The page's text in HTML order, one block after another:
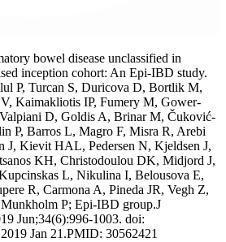
bowel disease unclassified in
inception cohort: An Epi-IBD study.
P, Turcan S, Duricova D, Bortlik M,
Kaimakliotis IP, Fumery M, Gower-
D, Goldis A, Brinar M, Čuković-
P, Barros L, Magro F, Misra R, Arebi
J, Kievit HAL, Pedersen N, Kjeldsen J,
KH, Christodoulou DK, Midjord J,
L, Nikulina I, Belousova E,
R, Carmona A, Pineda JR, Vegh Z,
P; Epi-IBD group.J
Jun;34(6):996-1003. doi:
Jan 21.PMID: 30562421